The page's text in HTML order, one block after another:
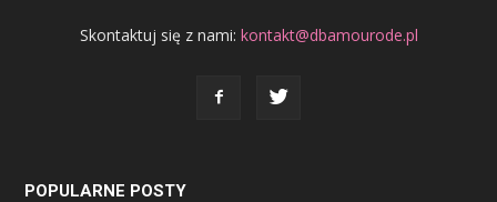
Skontaktuj się z nami: kontakt@dbamourode.pl
POPULARNE POSTY